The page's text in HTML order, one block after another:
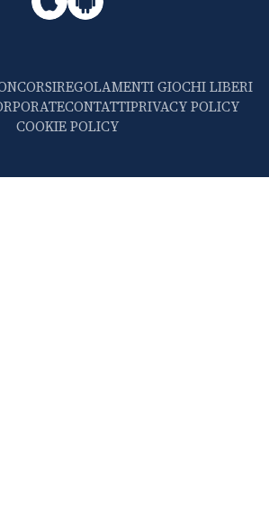
REGOLAMENTI GIOCHI LIBERI
CONTATTIPRIVACY POLICY
COOKIE POLICY